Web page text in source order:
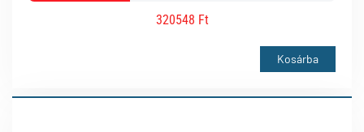
320548 Ft
Kosárba